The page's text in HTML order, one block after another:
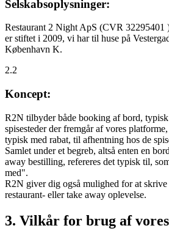
Selskabsoplysninger:
Restaurant 2 Night ApS (CVR 32295401
er stiftet i 2009, vi har til huse på
København K.
2.2
Koncept:
R2N tilbyder både booking af bord, typisk
spisesteder der fremgår af vores
typisk med rabat, til afhentning hos de
Samlet under et begreb, altså enten en
away bestilling, refereres det typisk til,
med".
R2N giver dig også mulighed for at skrive
restaurant- eller take away oplevelse.
3. Vilkår for brug af